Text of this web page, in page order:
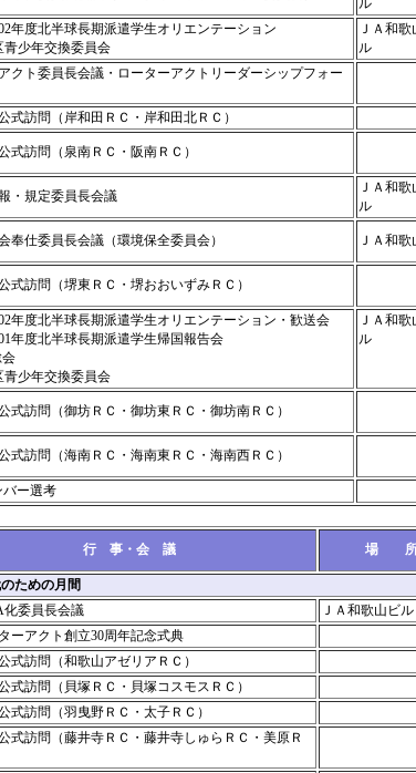
ル
年度北半球長期派遣学生オリエンテーション
青少年交換委員会
ＪＡ和歌
ル
クト委員長会議・ローターアクトリーダーシップフォー
式訪問（岸和田ＲＣ・岸和田北ＲＣ）
式訪問（泉南ＲＣ・阪南ＲＣ）
・規定委員長会議
ＪＡ和歌
ル
奉仕委員長会議（環境保全委員会） ＪＡ和
式訪問（堺東ＲＣ・堺おおいずみＲＣ）
年度北半球長期派遣学生オリエンテーション・歓送会
年度北半球長期派遣学生帰国報告会
会
青少年交換委員会
ＪＡ和歌
ル
式訪問（御坊ＲＣ・御坊東ＲＣ・御坊南ＲＣ）
式訪問（海南ＲＣ・海南東ＲＣ・海南西ＲＣ）
バー選考
行 事・会 議 場
ための月間
化委員長会議
ＪＡ和歌山ビ
ーアクト創立30周年記念式典
式訪問（和歌山アゼリアＲＣ）
式訪問（貝塚ＲＣ・貝塚コスモスＲＣ）
式訪問（羽曳野ＲＣ・太子ＲＣ）
式訪問（藤井寺ＲＣ・藤井寺しゅらＲＣ・美原Ｒ